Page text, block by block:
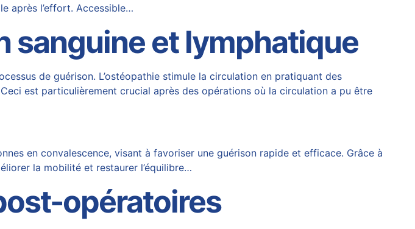
après l’effort. Accessible…
sanguine et lymphatique
de guérison. L’ostéopathie stimule la circulation en pratiquant des
est particulièrement crucial après des opérations où la circulation a pu être
en convalescence, visant à favoriser une guérison rapide et efficace. Grâce à
la mobilité et restaurer l’équilibre…
opératoires